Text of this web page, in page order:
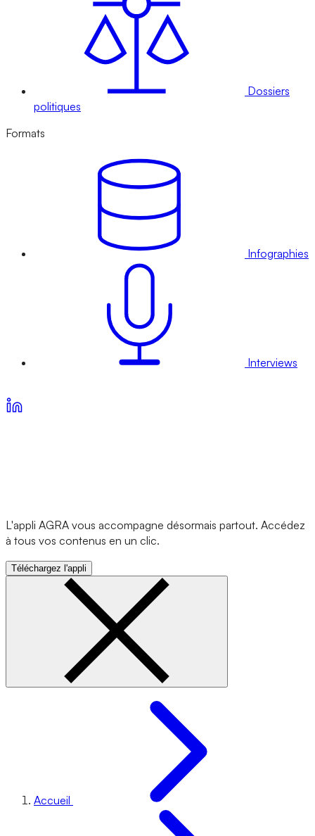
Dossiers
politiques
Formats
Infographies
Interviews
L'appli AGRA vous accompagne désormais partout. Accédez
à tous vos contenus en un clic.
Téléchargez l'appli
Accueil